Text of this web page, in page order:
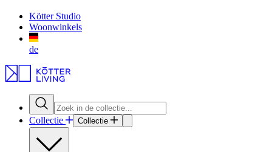
Kötter Studio
Woonwinkels
de
Collectie Collectie